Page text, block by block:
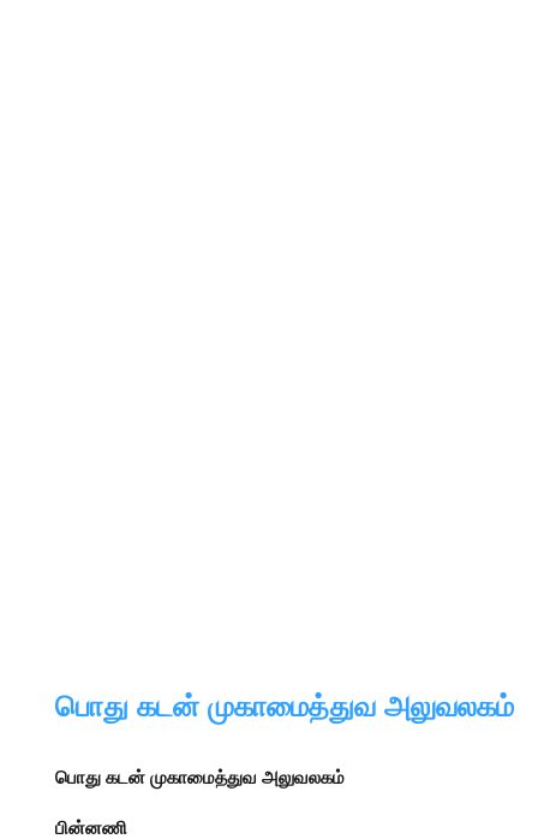
பொது கடன் முகாமைத்துவ அலுவலகம்
பொது கடன் முகாமைத்துவ அலுவலகம்
பின்னணி